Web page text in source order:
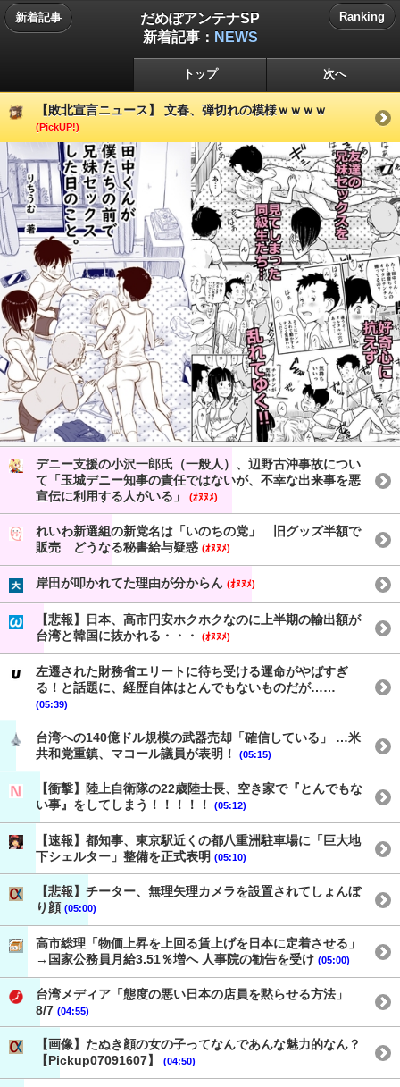
新着記事
だめぽアンテナSP
新着記事： NEWS
Ranking
トップ 次へ
【敗北宣言ニュース】 文春、弾切れの模様ｗｗｗｗ
(PickUP!)
デニー支援の小沢一郎氏（一般人）、辺野古沖事故につい
て「玉城デニー知事の責任ではないが、不幸な出来事を悪
宣伝に利用する人がいる」
(ｵﾇﾇﾒ)
れいわ新選組の新党名は「いのちの党」 旧グッズ半額で
販売 どうなる秘書給与疑惑 (ｵﾇﾇﾒ)
岸田が叩かれてた理由が分からん (ｵﾇﾇﾒ)
【悲報】日本、高市円安ホクホクなのに上半期の輸出額が
台湾と韓国に抜かれる・・・
(ｵﾇﾇﾒ)
左遷された財務省エリートに待ち受ける運命がやばすぎ
る！と話題に、経歴自体はとんでもないものだが……
(05:39)
台湾への140億ドル規模の武器売却「確信している」 …米
共和党重鎮、マコール議員が表明！
(05:15)
【衝撃】陸上自衛隊の22歳陸士長、空き家で『とんでもな
い事』をしてしまう！！！！！
(05:12)
【速報】都知事、東京駅近くの都八重洲駐車場に「巨大地
下シェルター」整備を正式表明 (05:10)
【悲報】チーター、無理矢理カメラを設置されてしょんぼ
り顔 (05:00)
高市総理「物価上昇を上回る賃上げを日本に定着させる」
→国家公務員月給3.51％増へ 人事院の勧告を受け (05:00)
台湾メディア「態度の悪い日本の店員を黙らせる方法」
8/7 (04:55)
【画像】たぬき顔の女の子ってなんであんな魅力的なん？
【Pickup07091607】
(04:50)